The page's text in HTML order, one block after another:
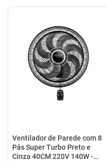
Ventilador de Parede com 8
Pás Super Turbo Preto e
Cinza 40CM 220V 140W -